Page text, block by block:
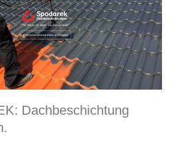
Dachbeschichtung